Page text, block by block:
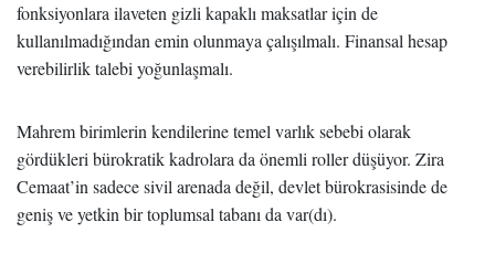
fonksiyonlara ilaveten gizli kapaklı maksatlar için de
kullanılmadığından emin olunmaya çalışılmalı. Finansal hesap
verebilirlik talebi yoğunlaşmalı.
Mahrem birimlerin kendilerine temel varlık sebebi olarak
gördükleri bürokratik kadrolara da önemli roller düşüyor. Zira
Cemaat’in sadece sivil arenada değil, devlet bürokrasisinde de
geniş ve yetkin bir toplumsal tabanı da var(dı).